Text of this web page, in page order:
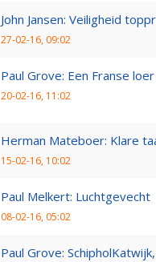
John Jansen: Veiligheid
27-02-16, 09:02
Paul Grove: Een Franse
20-02-16, 11:02
Herman Mateboer: Klare
15-02-16, 10:02
Paul Melkert: Luchtgevecht
08-02-16, 05:02
Paul Grove: